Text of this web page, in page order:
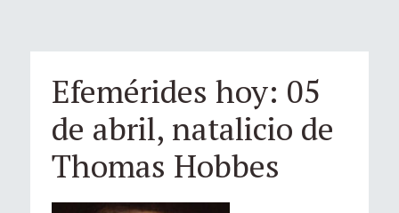
Efemérides hoy: 05
de abril, natalicio de
Thomas Hobbes